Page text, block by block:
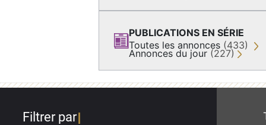
PUBLICATIONS EN SÉRIE
Toutes les annonces (433)
Annonces du jour (227)
Filtrer par